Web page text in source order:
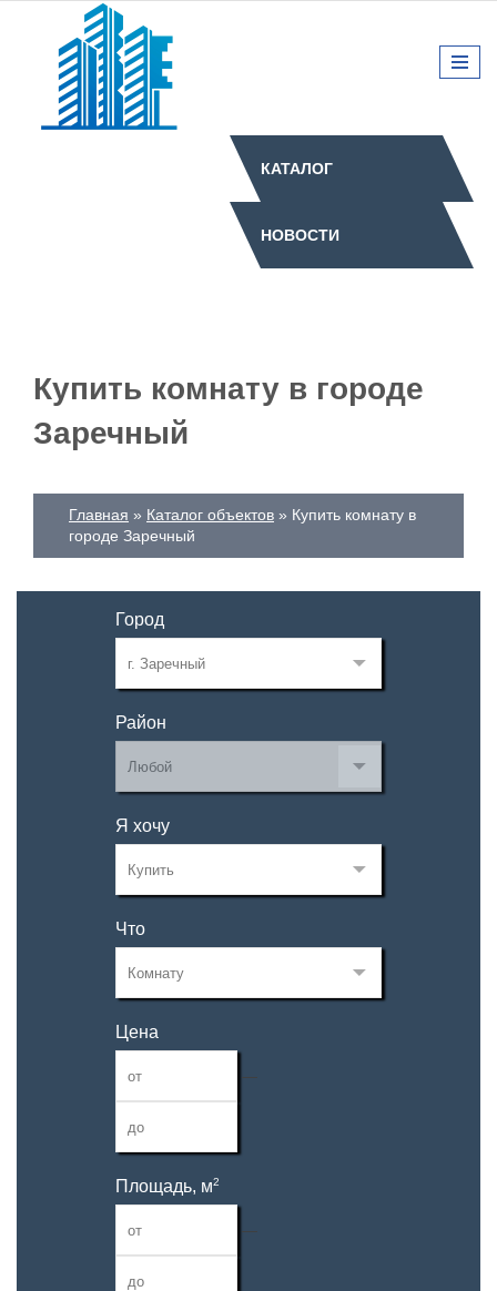
КАТАЛОГ
НОВОСТИ
Купить комнату в городе
Заречный
Главная Каталог объектов
Купить комнату в
городе Заречный
Город
Район
Я хочу
Что
Цена
—
Площадь, м2
—